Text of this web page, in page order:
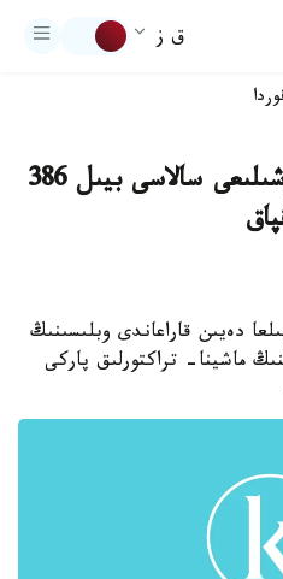
ق ز
قاراعاندىنىڭ اۋىل شارۋاشىلىعى سالاسى بيىل 386
قازاقپارات - 2021- جىلعا دەيىن قاراعاندى وبلىسىنىڭ
ماشينا- تراكتورلىق پاركى